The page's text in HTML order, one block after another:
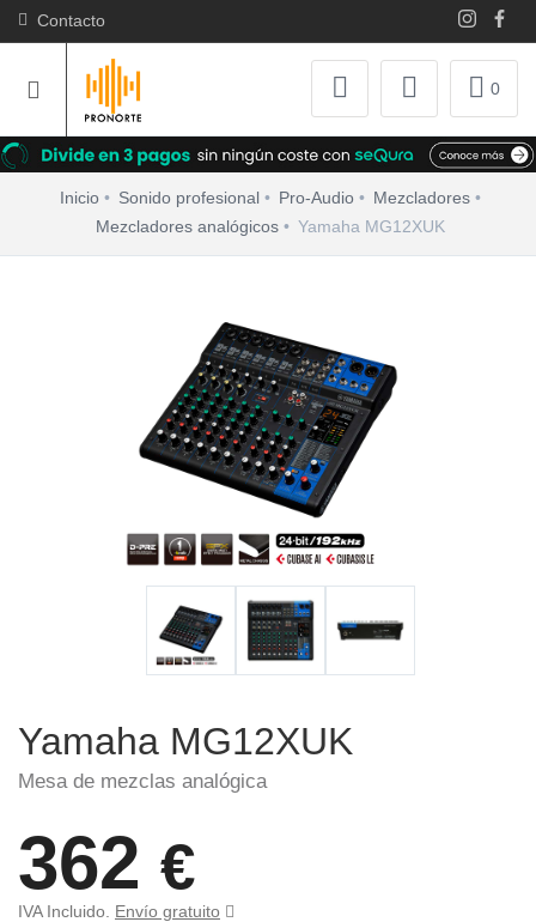
Contacto
0
Inicio Sonido profesional Pro-Audio
Mezcladores
Mezcladores analógicos
Yamaha MG12XUK
Yamaha MG12XUK
Mesa de mezclas analógica
362 €
IVA Incluido. Envío gratuito